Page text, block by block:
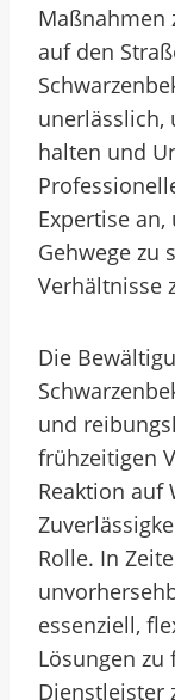
Maßnahmen
auf den
unerlässlich,
halten und
Expertise an,
Gehwege zu
Verhältnisse
Die
und
frühzeitigen
Reaktion auf
Rolle. In
essenziell,
Lösungen
Dienstleister